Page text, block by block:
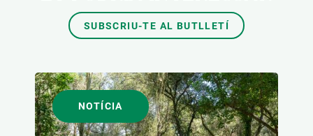
SUBSCRIU-TE AL BUTLLETÍ
NOTÍCIA